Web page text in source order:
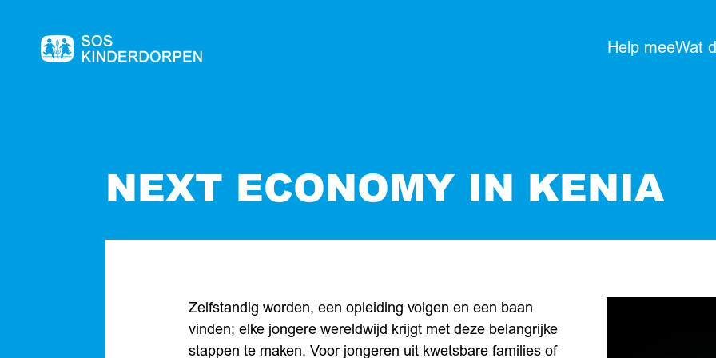
Naar
Help meeWat
NEXT ECONOMY IN KENIA
Zelfstandig worden, een opleiding volgen en een baan
vinden; elke jongere wereldwijd krijgt met deze belangrijke
stappen te maken. Voor jongeren uit kwetsbare families of